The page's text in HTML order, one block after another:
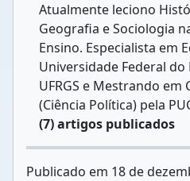
Atualmente leciono
Geografia e Sociologia
Ensino. Especialista em
Universidade Federal do
UFRGS e Mestrando em
(Ciência Política) pela
(7) artigos publicados
Publicado em 18 de